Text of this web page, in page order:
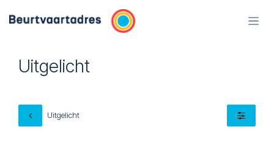
Uitgelicht
Uitgelicht